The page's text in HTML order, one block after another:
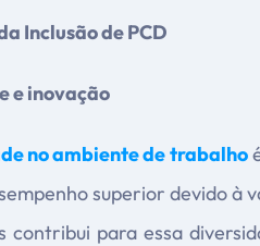
Inclusão de PCD
e inovação
no ambiente de trabalho
superior devido à
contribui para essa